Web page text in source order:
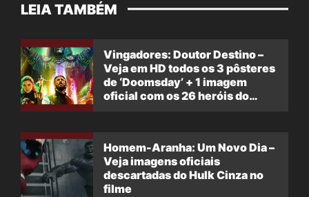
LEIA TAMBÉM
Vingadores: Doutor Destino –
Veja em HD todos os 3 pôsteres
de ‘Doomsday’ + 1 imagem
oficial com os 26 heróis do
Homem-Aranha: Um Novo Dia –
Veja imagens oficiais
descartadas do Hulk Cinza no
filme